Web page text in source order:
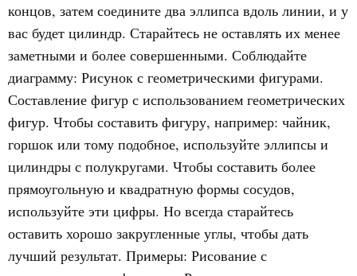
концов, затем соедините два эллипса вдоль линии, и у
вас будет цилиндр. Старайтесь не оставлять их менее
заметными и более совершенными. Соблюдайте
диаграмму: Рисунок с геометрическими фигурами.
Составление фигур с использованием геометрических
фигур. Чтобы составить фигуру, например: чайник,
горшок или тому подобное, используйте эллипсы и
цилиндры с полукругами. Чтобы составить более
прямоугольную и квадратную формы сосудов,
используйте эти цифры. Но всегда старайтесь
оставить хорошо закругленные углы, чтобы дать
лучший результат. Примеры: Рисование с